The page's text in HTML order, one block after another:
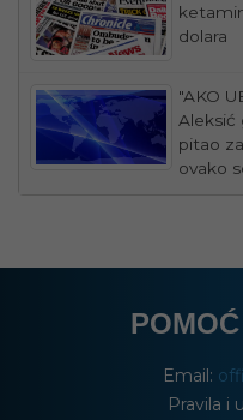
dolara
"AKO UBIJEM, UBIĆU JEDNO" Srđan
Aleksić
pitao
ovako
Email:
Pravila i